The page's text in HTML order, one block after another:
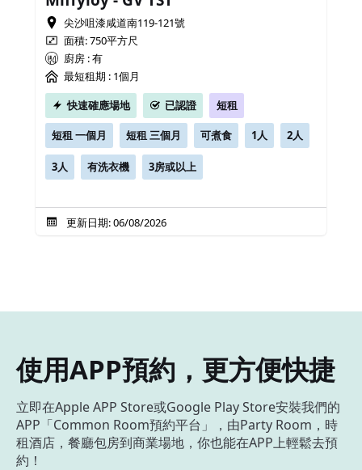
尖沙咀漆咸道南119-121號
面積: 750平方尺
廚房 : 有
最短租期 : 1個月
快速確應場地
已認證 短租
短租 一個月 短租 三個月 可煮食 1人 2人
3人 有洗衣機 3房或以上
更新日期: 06/08/2026
使用APP預約，更方便快捷
立即在Apple APP Store或Google Play Store安裝我們的
APP「Common Room預約平台」，由Party Room，時
租酒店，餐廳包房到商業場地，你也能在APP上輕鬆去預
約！